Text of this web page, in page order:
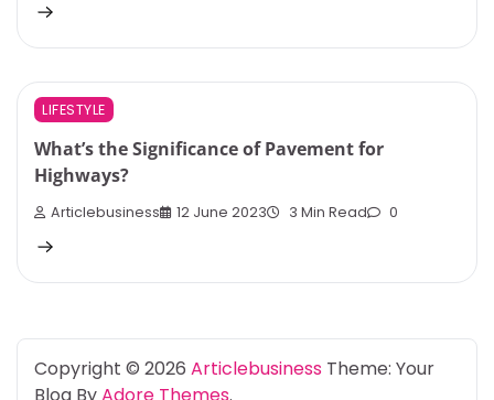
LIFESTYLE
What’s the Significance of Pavement for
Highways?
Articlebusiness 12 June 2023 3 Min Read 0
Copyright © 2026 Articlebusiness Theme: Your